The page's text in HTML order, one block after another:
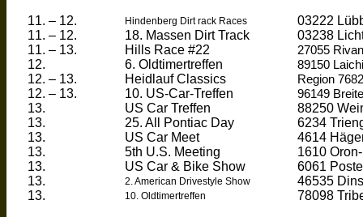
11. – 12. Hindenberg Dirt rack Races 03222
11. – 12.
18. Massen Dirt Track 03238
11. – 13.
Hills Race #22 27055
12. 6.Oldtimertreffen 89150
12. – 13. HeidlaufClassics Region
12. – 13. 10. US-Car-Treffen 96149
13. US Car Treffen
88250
13.
25. All Pontiac Day
6234
13.
US Car Meet
4614
13.
5th U.S. Meeting
1610
13.
US Car & Bike Show
6061
13.
2. American Drivestyle Show
46535
13.
10. Oldtimertreffen 78098